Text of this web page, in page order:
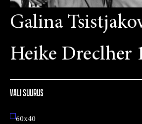
Galina
Heike Dreclher
VALI SUURUS
60x40